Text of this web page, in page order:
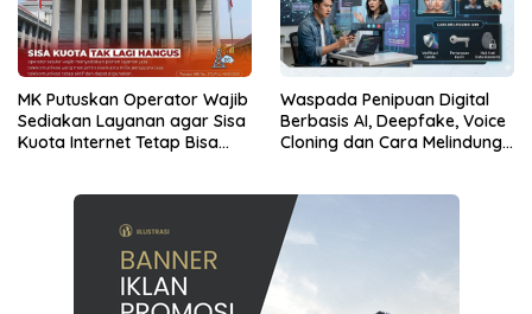
MK Putuskan Operator Wajib
Sediakan Layanan agar Sisa
Kuota Internet Tetap Bisa
Waspada Penipuan Digital
Berbasis AI, Deepfake, Voice
Cloning dan Cara Melindungi